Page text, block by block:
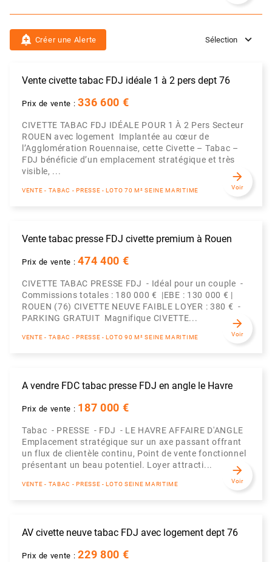
add_alert Créer une Alerte Sélection
Vente civette tabac FDJ idéale 1 à 2 pers dept 76
Prix de vente :336 600 €
CIVETTE TABAC FDJ IDÉALE POUR 1 À 2 Pers Secteur
ROUEN avec logement Implantée au cœur de
l’Agglomération Rouennaise, cette Civette – Tabac –
FDJ bénéficie d’un emplacement stratégique et très
visible, ...
VENTE - TABAC - PRESSE - LOTO 70 M² SEINE MARITIME
arrow_forward
Voir
Vente tabac presse FDJ civette premium à Rouen
Prix de vente :474 400 €
CIVETTE TABAC PRESSE FDJ - Idéal pour un couple -
Commissions totales : 180 000 € |EBE : 130 000 € |
ROUEN (76) CIVETTE NEUVE FAIBLE LOYER : 380 € -
PARKING GRATUIT Magnifique CIVETTE...
VENTE - TABAC - PRESSE - LOTO 90 M² SEINE MARITIME
arrow_forward
Voir
A vendre FDC tabac presse FDJ en angle le Havre
Prix de vente : 187 000 €
Tabac - PRESSE - FDJ - LE HAVRE AFFAIRE D'ANGLE
Emplacement stratégique sur un axe passant offrant
un flux de clientèle continu, Point de vente fonctionnel
présentant un beau potentiel. Loyer attracti...
VENTE - TABAC - PRESSE - LOTO SEINE MARITIME
arrow_forward
Voir
AV civette neuve tabac FDJ avec logement dept 76
Prix de vente :229 800 €